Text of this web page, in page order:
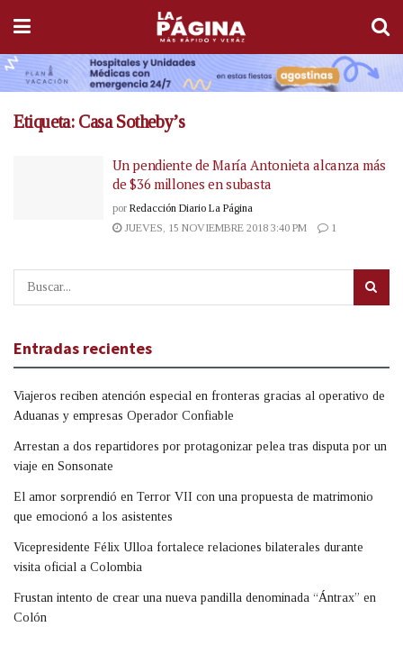
Etiqueta: Casa Sotheby’s
Un pendiente de María Antonieta alcanza más
de $36 millones en subasta
por Redacción Diario La Página
JUEVES, 15 NOVIEMBRE 2018 3:40 PM
1
Entradas recientes
Viajeros reciben atención especial en fronteras gracias al operativo de
Aduanas y empresas Operador Confiable
Arrestan a dos repartidores por protagonizar pelea tras disputa por un
viaje en Sonsonate
El amor sorprendió en Terror VII con una propuesta de matrimonio
que emocionó a los asistentes
Vicepresidente Félix Ulloa fortalece relaciones bilaterales durante
visita oficial a Colombia
Frustan intento de crear una nueva pandilla denominada “Ántrax” en
Colón